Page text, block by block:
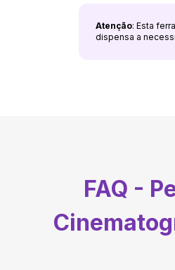
Atenção: Esta
dispensa a
FAQ -